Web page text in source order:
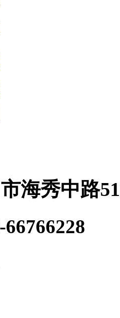
海秀中路